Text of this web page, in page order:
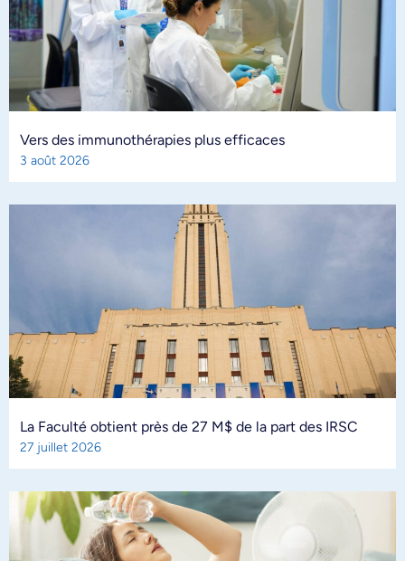
Vers des immunothérapies plus efficaces
3 août 2026
La Faculté obtient près de 27 M$ de la part des IRSC
27 juillet 2026